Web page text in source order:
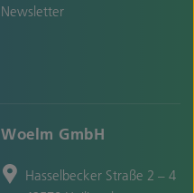
Newsletter
Woelm GmbH
Hasselbecker Straße 2 – 4